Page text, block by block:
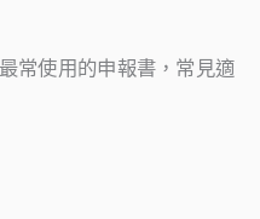
常使用的申報書，常見適